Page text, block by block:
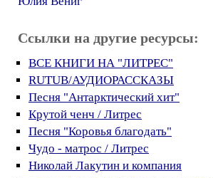
Ссылки на другие ресурсы:
ВСЕ КНИГИ НА "ЛИТРЕС"
RUTUB/АУДИОРАССКАЗЫ
Песня "Антарктический хит"
Крутой ченч / Литрес
Песня "Коровья благодать"
Чудо - матрос / Литрес
Николай Лакутин и компания